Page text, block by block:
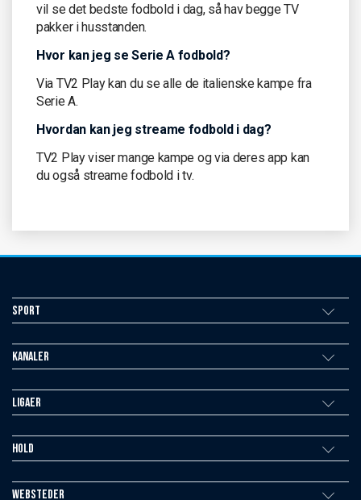
vil se det bedste fodbold i dag, så hav begge TV
pakker i husstanden.
Hvor kan jeg se Serie A fodbold?
Via TV2 Play kan du se alle de italienske kampe fra
Serie A.
Hvordan kan jeg streame fodbold i dag?
TV2 Play viser mange kampe og via deres app kan
du også streame fodbold i tv.
Sport
Kanaler
Ligaer
Hold
Websteder